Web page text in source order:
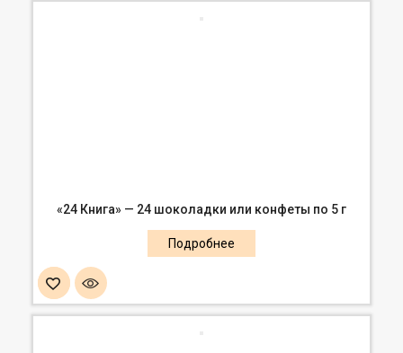
«24 Книга» — 24 шоколадки или конфеты по 5 г